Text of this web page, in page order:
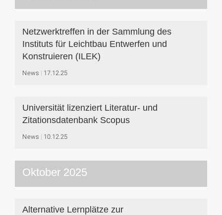
Netzwerktreffen in der Sammlung des
Instituts für Leichtbau Entwerfen und
Konstruieren (ILEK)
News 17.12.25
Universität lizenziert Literatur- und
Zitationsdatenbank Scopus
News 10.12.25
Oktober 2025
Alternative Lernplätze zur